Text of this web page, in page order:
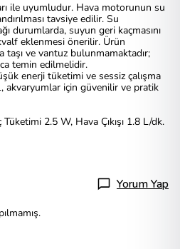
ile uyumludur. Hava motorunun su
tavsiye edilir. Su
durumlarda, suyun geri kaçmasını
eklenmesi önerilir. Ürün
taşı ve vantuz bulunmamaktadır;
temin edilmelidir.
enerji tüketimi ve sessiz çalışma
için güvenilir ve pratik
Tüketimi 2.5 W, Hava Çıkışı 1.8 L/dk.
Yorum Yap